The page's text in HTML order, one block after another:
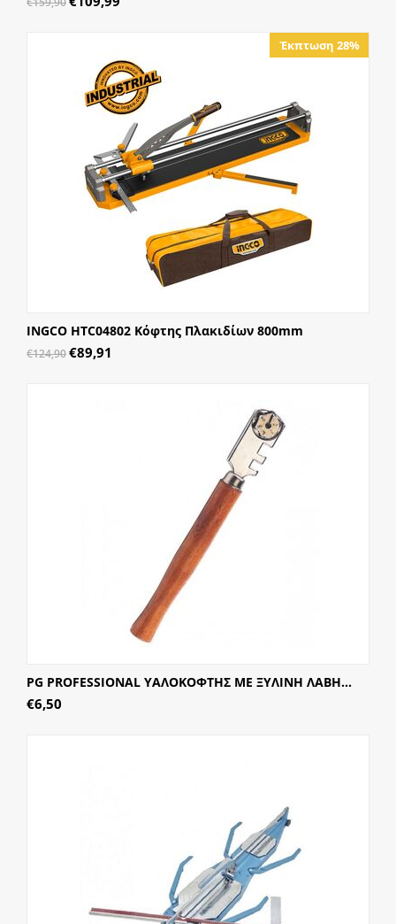
Έκπτωση 28%
INGCO HTC04802 Κόφτης Πλακιδίων 800mm
€124,90€89,91
PG PROFESSIONAL ΥΑΛΟΚΟΦΤΗΣ ΜΕ ΞΥΛΙΝΗ ΛΑΒΗ...
€6,50